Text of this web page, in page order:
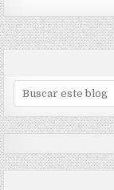
e
a
r
c
h